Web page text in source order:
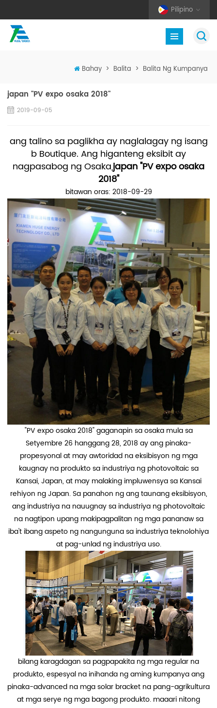
Pilipino
Bahay > Balita > Balita Ng Kumpanya
japan "PV expo osaka 2018"
2019-09-05
ang talino sa paglikha ay naglalagay ng isang
b Boutique. Ang higanteng eksibit ay
nagpasabog ng Osaka,japan "PV expo osaka
2018"
bitawan oras: 2018-09-29
"PV expo osaka 2018" gaganapin sa osaka mula sa
Setyembre 26 hanggang 28, 2018 ay ang pinaka-
propesyonal at may awtoridad na eksibisyon ng mga
kaugnay na produkto sa industriya ng photovoltaic sa
Kansai, Japan, at may malaking impluwensya sa Kansai
rehiyon ng Japan. Sa panahon ng ang taunang eksibisyon,
ang industriya na nauugnay sa industriya ng photovoltaic
na nagtipon upang makipagpalitan ng mga pananaw sa
iba't ibang aspeto ng nangunguna sa industriya teknolohiya
at pag-unlad ng industriya uso.
bilang karagdagan sa pagpapakita ng mga regular na
produkto, espesyal na inihanda ng aming kumpanya ang
pinaka-advanced na mga solar bracket na pang-agrikultura
at mga serye ng mga bagong produkto. maaari nitong